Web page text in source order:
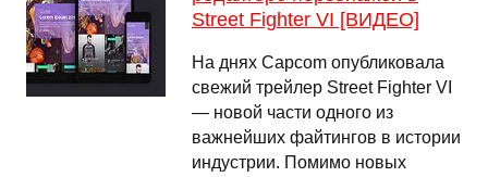
Street Fighter VI [ВИДЕО]
На днях Capcom опубликовала
свежий трейлер Street Fighter VI
— новой части одного из
важнейших файтингов в истории
индустрии. Помимо новых